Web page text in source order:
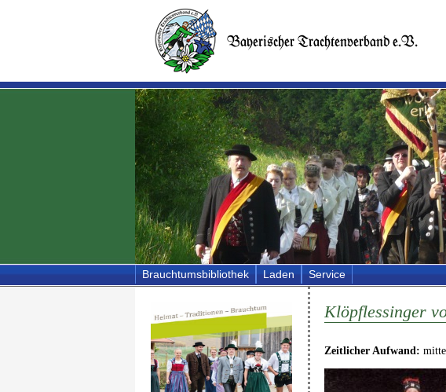
Brauchtumsbibliothek Laden Service
Klöpflessinger
Zeitlicher Aufwand: